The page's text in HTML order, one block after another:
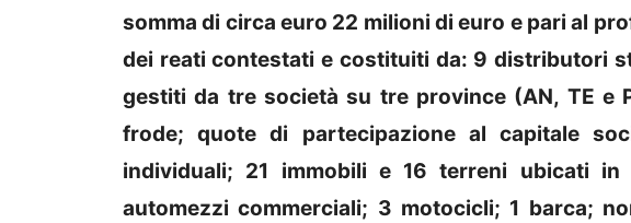
somma di circa euro 22 milioni di euro e pari al
dei reati contestati e costituiti da: 9 distributori
gestiti da tre società su tre province (AN, TE e
frode; quote di partecipazione al capitale
individuali; 21 immobili e 16 terreni ubicati
automezzi commerciali; 3 motocicli; 1 barca;